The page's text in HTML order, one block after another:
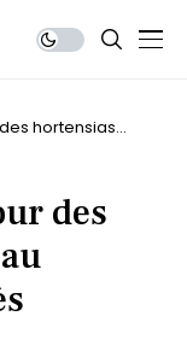
hortensias
des